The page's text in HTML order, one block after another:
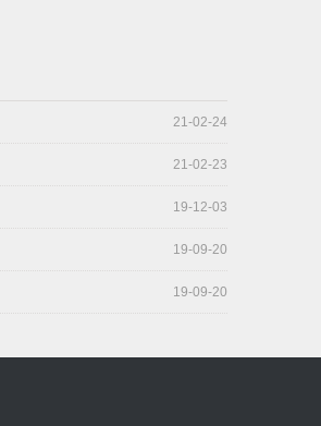
21-02-24
21-02-23
19-12-03
19-09-20
19-09-20